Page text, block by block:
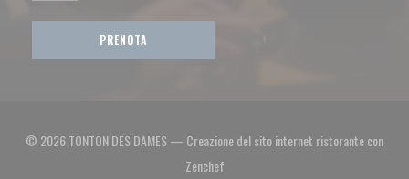
PRENOTA
© 2026 TONTON DES DAMES — Creazione del sito internet ristorante con
Zenchef((apre una nuova finestra))